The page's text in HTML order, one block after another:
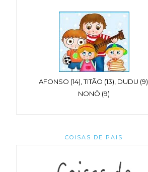
AFONSO (14), TITÃO (13), DUDU (9),
NONÔ (9)
COISAS DE PAIS